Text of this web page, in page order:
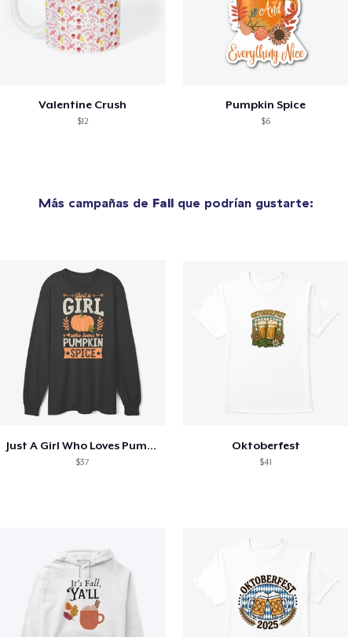
Valentine Crush
$12
Pumpkin Spice
$6
Más campañas de Fall que podrían gustarte:
Just A Girl Who Loves Pumpkin Spice
$37
Oktoberfest
$41